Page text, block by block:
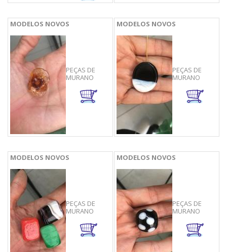
MODELOS NOVOS
PEÇAS DE
MURANO
MODELOS NOVOS
PEÇAS DE
MURANO
MODELOS NOVOS
PEÇAS DE
MURANO
MODELOS NOVOS
PEÇAS DE
MURANO